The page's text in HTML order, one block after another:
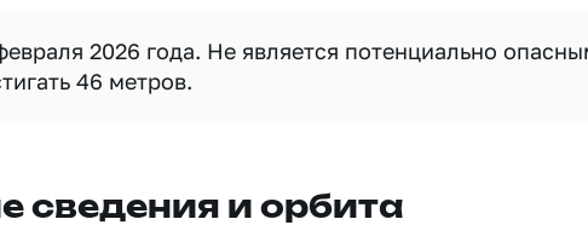
2026 года. Не является потенциально
46 метров.
сведения и орбита